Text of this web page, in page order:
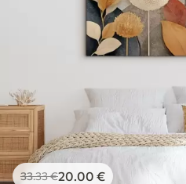
33.33€20.00 €